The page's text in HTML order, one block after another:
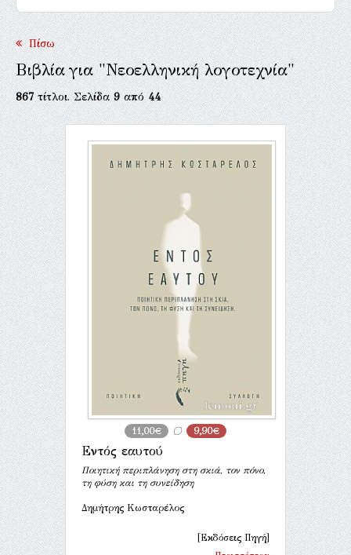
Πίσω
Βιβλία για "Νεοελληνική λογοτεχνία"
867τίτλοι. Σελίδα9από44
11,00€ 9,90€
Εντός εαυτού
Ποιητική περιπλάνηση στη σκιά, τον πόνο,
τη φύση και τη συνείδηση
Δημήτρης Κωσταρέλος
[Εκδόσεις Πηγή]